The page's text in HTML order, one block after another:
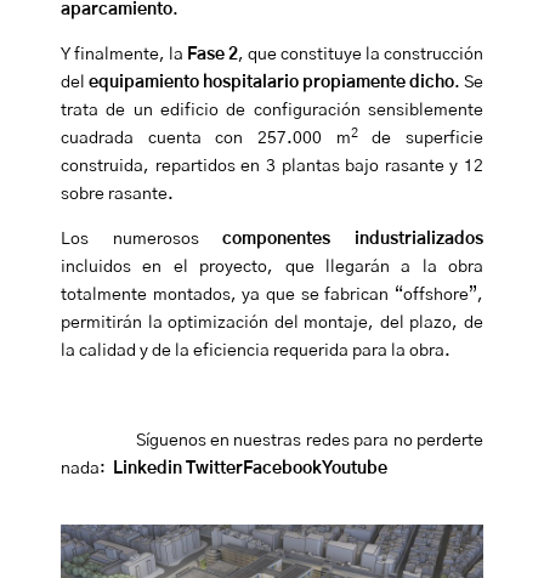
aparcamiento.
Y finalmente, la Fase 2, que constituye la construcción
del equipamiento hospitalario propiamente dicho. Se
trata de un edificio de configuración sensiblemente
cuadrada cuenta con 257.000 m2de superficie
construida, repartidos en 3 plantas bajo rasante y 12
sobre rasante.
Los numerososcomponentes industrializados
incluidos en el proyecto, que llegarán a la obra
totalmente montados, ya que se fabrican “offshore”,
permitirán la optimización del montaje, del plazo, de
la calidad y de la eficiencia requerida para la obra.
Síguenos en nuestras redes para no perderte
nada:
Linkedin Twitter FacebookYoutube